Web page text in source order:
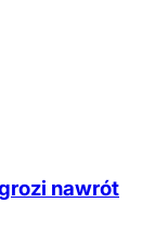
nawrót